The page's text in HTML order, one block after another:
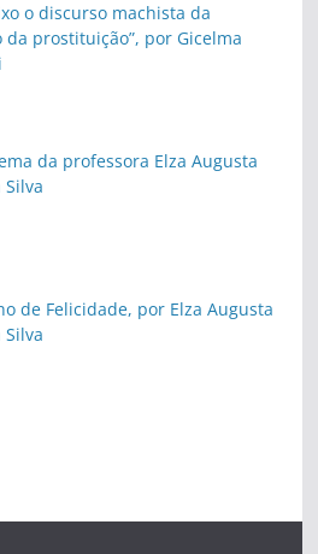
o discurso machista da
da prostituição”, por Gicelma
da professora Elza Augusta
de Felicidade, por Elza Augusta